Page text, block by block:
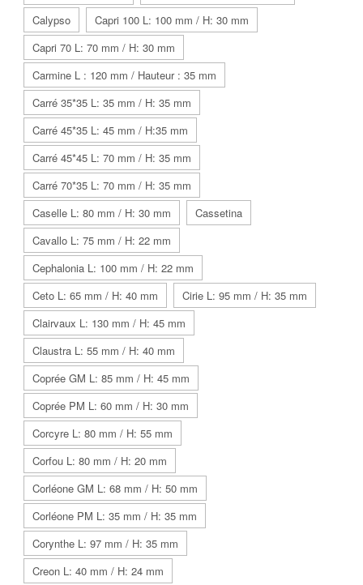
Calypso
Capri 100 L: 100 mm / H: 30 mm
Capri 70 L: 70 mm / H: 30 mm
Carmine L : 120 mm / Hauteur : 35 mm
Carré 35*35 L: 35 mm / H: 35 mm
Carré 45*35 L: 45 mm / H:35 mm
Carré 45*45 L: 70 mm / H: 35 mm
Carré 70*35 L: 70 mm / H: 35 mm
Caselle L: 80 mm / H: 30 mm
Cassetina
Cavallo L: 75 mm / H: 22 mm
Cephalonia L: 100 mm / H: 22 mm
Ceto L: 65 mm / H: 40 mm
Cirie L: 95 mm / H: 35 mm
Clairvaux L: 130 mm / H: 45 mm
Claustra L: 55 mm / H: 40 mm
Coprée GM L: 85 mm / H: 45 mm
Coprée PM L: 60 mm / H: 30 mm
Corcyre L: 80 mm / H: 55 mm
Corfou L: 80 mm / H: 20 mm
Corléone GM L: 68 mm / H: 50 mm
Corléone PM L: 35 mm / H: 35 mm
Corynthe L: 97 mm / H: 35 mm
Creon L: 40 mm / H: 24 mm